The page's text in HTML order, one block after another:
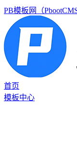
PB模板网（
首页
模板中心